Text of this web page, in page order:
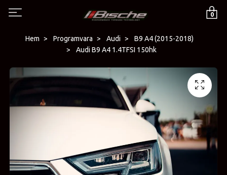
0
Hem Programvara Audi
B9 A4 (2015-2018)
Audi B9 A4 1.4TFSI 150hk